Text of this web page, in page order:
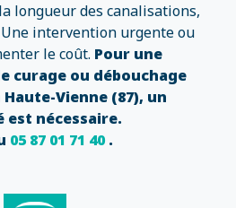
longueur des canalisations,
intervention urgente ou
le coût. Pour une
curage ou débouchage
Vienne (87), un
est nécessaire.
05 87 01 71 40.